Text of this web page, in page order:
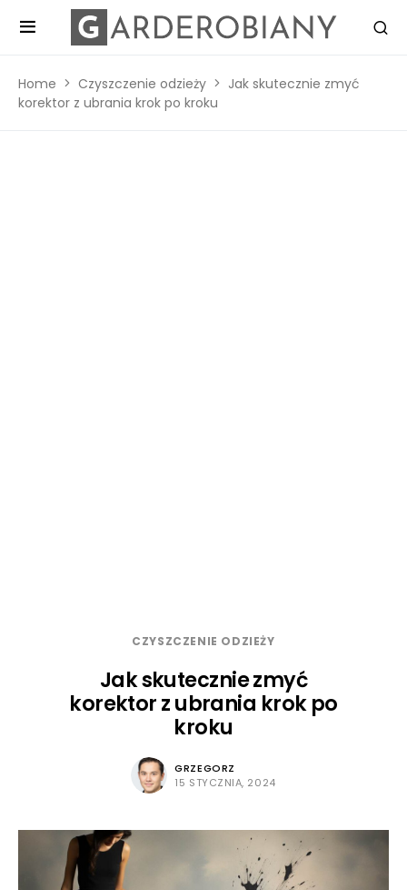
Home Czyszczenie odzieży
Jak skutecznie zmyć
korektor z ubrania krok po kroku
CZYSZCZENIE ODZIEŻY
Jak skutecznie zmyć
korektor z ubrania krok po
kroku
GRZEGORZ
15 STYCZNIA, 2024